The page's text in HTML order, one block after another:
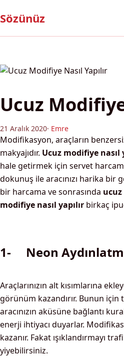
Sözünüz
Ucuz
21 Aralık 2020· Emre
Modifikasyon, araçların
makyajıdır. Ucuz modifiye nasıl
hale getirmek için servet
dokunuş ile aracınızı harika
bir harcama ve sonrasında
modifiye nasıl yapılır birkaç
1- Neon
Araçlarınızın alt kısımlarına
görünüm kazandırır. Bunun için
aracınızın aküsüne bağlantı
enerji ihtiyacı duyarlar.
kazanır. Fakat ışıklandırmayı
yiyebilirsiniz.